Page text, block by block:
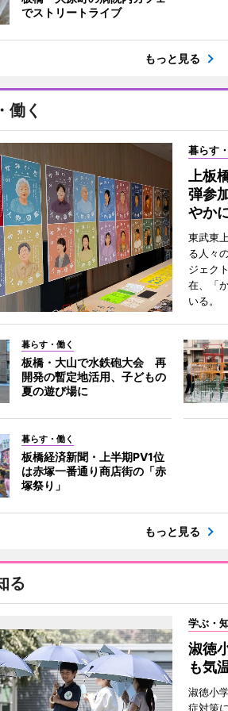
でストリートライブ
もっと見る
働く
暮らす
上板
弾参
やか
東武東
る人々
ジェク
在、「
いる。
暮らす・働く
板橋・大山で水鉄砲大会 再
開発の暫定地活用、子どもの
夏の遊び場に
暮らす・働く
板橋経済新聞・上半期PV1位
は赤塚一番通り商店街の「赤
塚祭り」
もっと見る
る
学ぶ・
淑徳
も気
淑徳小
症対策